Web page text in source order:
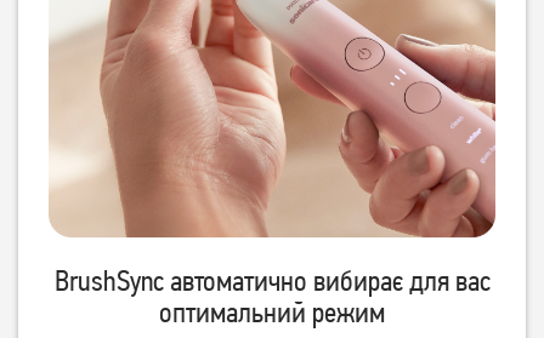
BrushSync автоматично вибирає для вас
оптимальний режим